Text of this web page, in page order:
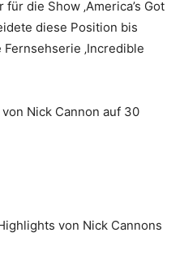
die Show ‚America’s Got
diese Position bis
‚Incredible
Nick Cannon auf 30
von Nick Cannons